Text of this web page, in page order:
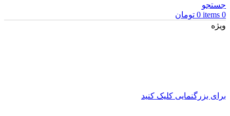
جستجو
0
items
0 تومان
ویژه
برای بزرگنمایی کلیک کنید